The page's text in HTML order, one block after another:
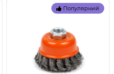
Популярний